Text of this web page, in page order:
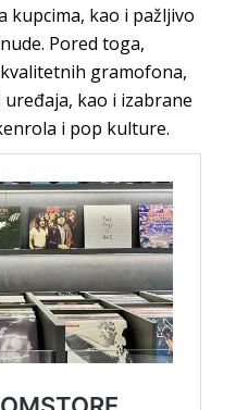
kupcima, kao i pažljivo
Pored toga,
gramofona,
kao i izabrane
i pop kulture.